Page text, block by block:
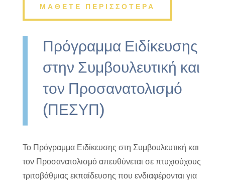
ΜΑΘΕΤΕ ΠΕΡΙΣΣΟΤΕΡΑ
Πρόγραμμα Ειδίκευσης
στην Συμβουλευτική και
τον Προσανατολισμό
(ΠΕΣΥΠ)
Το Πρόγραμμα Ειδίκευσης στη Συμβουλευτική και
τον Προσανατολισμό απευθύνεται σε πτυχιούχους
τριτοβάθμιας εκπαίδευσης που ενδιαφέρονται για